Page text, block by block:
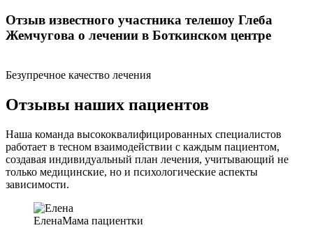
Отзыв известного участника телешоу Глеба
Жемчугова о лечении в Боткинском центре
Безупречное качество лечения
Отзывы наших пациентов
Наша команда высококвалифицированных специалистов
работает в тесном взаимодействии с каждым пациентом,
создавая индивидуальный план лечения, учитывающий не
только медицинские, но и психологические аспекты
зависимости.
ЕленаМама пациентки